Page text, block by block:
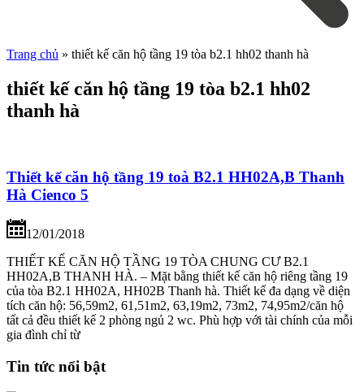
Trang chủ » thiết kế căn hộ tầng 19 tòa b2.1 hh02 thanh hà
thiết kế căn hộ tầng 19 tòa b2.1 hh02
thanh hà
Thiết kế căn hộ tầng 19 toà B2.1 HH02A,B Thanh
Hà Cienco 5
12/01/2018
THIẾT KẾ CĂN HỘ TẦNG 19 TÒA CHUNG CƯ B2.1
HH02A,B THANH HÀ. – Mặt bằng thiết kế căn hộ riêng tầng 19
của tòa B2.1 HH02A, HH02B Thanh hà. Thiết kế đa dạng về diện
tích căn hộ: 56,59m2, 61,51m2, 63,19m2, 73m2, 74,95m2/căn hộ
tất cả đều thiết kế 2 phòng ngủ 2 wc. Phù hợp với tài chính của mỗi
gia đình chỉ từ
Tin tức nổi bật